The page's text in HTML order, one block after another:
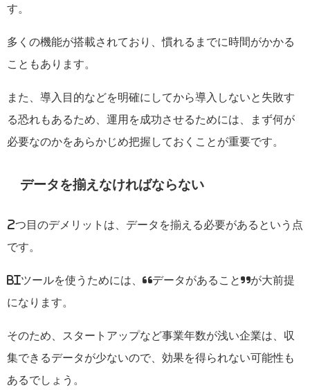
す。
多くの機能が搭載されており、慣れるまでに時間がかかる
こともあります。
また、導入目的などを明確にしてから導入しないと失敗す
る恐れもあるため、運用を成功させるためには、まず何が
必要なのかをあらかじめ把握しておくことが重要です。
データを揃えなければならない
2つ目のデメリットは、データを揃える必要があるという点
です。
BIツールを使うためには、“データがあること”が大前提
になります。
そのため、スタートアップなど事業年数が浅い企業は、収
集できるデータが少ないので、効果を得られない可能性も
あるでしょう。